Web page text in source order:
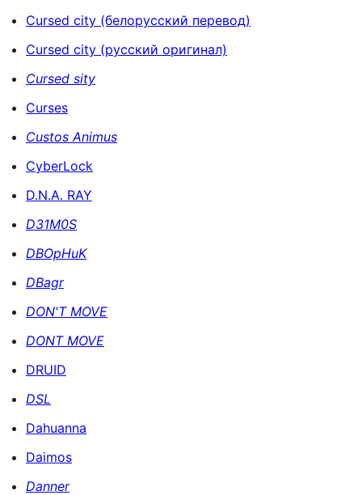
Cursed city (белорусский перевод)
Cursed city (русский оригинал)
Cursed sity
Curses
Custos Animus
CyberLock
D.N.A. RAY
D31M0S
DBOpHuK
DBagr
DON'T MOVE
DONT MOVE
DRUID
DSL
Dahuanna
Daimos
Danner